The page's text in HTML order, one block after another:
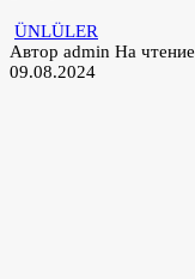
ÜNLÜLER
Автор admin На чтение
09.08.2024